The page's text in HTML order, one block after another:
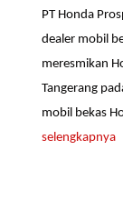
PT Honda
dealer mobil
meresmikan
Tangerang
mobil bekas
selengkapnya